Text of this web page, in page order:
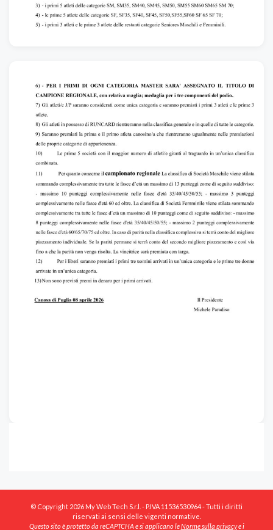
© Copyright 2026 My Web Tech S.r.l. - P.IVA 11536530964 - Tutti i diritti
riservati ai sensi delle vigenti normative.
Questo sito è protetto da reCAPTCHA e si applicano leNorme sulla privacye i